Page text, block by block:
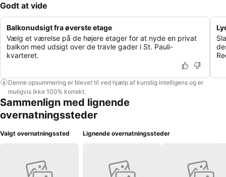
Godt at vide
Balkonudsigt fra øverste etage
Vælg et værelse på de højere etager for at nyde en privat
balkon med udsigt over de travle gader i St. Pauli-
kvarteret.
Denne opsummering er blevet til ved hjælp af kunstig intelligens og er
muligvis ikke 100% korrekt.
Sammenlign med lignende
overnatningssteder
Valgt overnatningssted Lignende overnatningssteder